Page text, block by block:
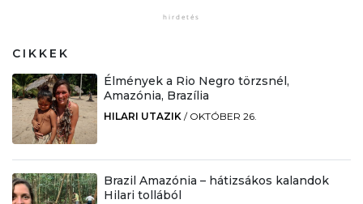
CIKKEK
Élmények a Rio Negro törzsnél,
Amazónia, Brazília
HILARI UTAZIK / OKTÓBER 26.
Brazil Amazónia – hátizsákos kalandok
Hilari tollából